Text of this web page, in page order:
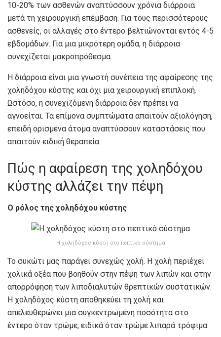
10-20% των ασθενών αναπτύσσουν χρόνια διάρροια
μετά τη χειρουργική επέμβαση. Για τους περισσότερους
ασθενείς, οι αλλαγές στο έντερο βελτιώνονται εντός 4-5
εβδομάδων. Για μια μικρότερη ομάδα, η διάρροια
συνεχίζεται μακροπρόθεσμα.
Η διάρροια είναι μια γνωστή συνέπεια της αφαίρεσης της
χοληδόχου κύστης και όχι μια χειρουργική επιπλοκή.
Ωστόσο, η συνεχιζόμενη διάρροια δεν πρέπει να
αγνοείται. Τα επίμονα συμπτώματα απαιτούν αξιολόγηση,
επειδή ορισμένα άτομα αναπτύσσουν καταστάσεις που
απαιτούν ειδική θεραπεία.
Πώς η αφαίρεση της χοληδόχου
κύστης αλλάζει την πέψη
Ο ρόλος της χοληδόχου κύστης
Η χοληδόχος κύστη στο πεπτικό σύστημα
Το συκώτι μας παράγει συνεχώς χολή. Η χολή περιέχει
χολικά οξέα που βοηθούν στην πέψη των λιπών και στην
απορρόφηση των λιποδιαλυτών θρεπτικών συστατικών.
Η χοληδόχος κύστη αποθηκεύει τη χολή και
απελευθερώνει μια συγκεντρωμένη ποσότητα στο
έντερο όταν τρώμε, ειδικά όταν τρώμε λιπαρά τρόφιμα.